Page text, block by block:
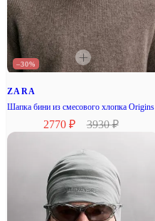
–30%
ZARA
Шапка бини из смесового хлопка Origins
2770 ₽ 3930 ₽